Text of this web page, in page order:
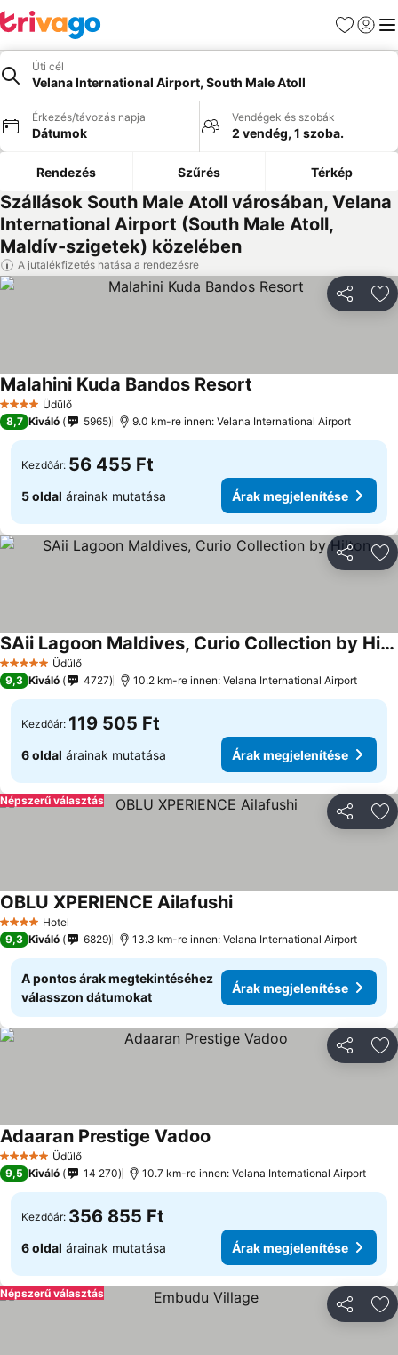
Kedvencek
Úti cél
Velana International Airport, South Male Atoll
Érkezés/távozás napja
Dátumok
Vendégek és szobák
2 vendég, 1 szoba.
Rendezés Szűrés Térkép
Szállások South Male Atoll városában, Velana
International Airport (South Male Atoll,
Maldív-szigetek) közelében
A jutalékfizetés hatása a rendezésre
4 KategóriaÜdülő
Malahini Kuda Bandos Resort
8,7 Kiváló 5965 9.0 km-re innen: Velana International Airport
Kezdőár: 56 455 Ft
5 oldal árainak mutatása Árak megjelenítése
5 KategóriaÜdülő
SAii Lagoon Maldives, Curio Collection by Hilton
Árak megjelenítése
9,3 Kiváló 4727 10.2 km-re innen: Velana International Airport
Kezdőár: 119 505 Ft
6 oldal árainak mutatása Árak megjelenítése
Népszerű választás
4 KategóriaHotel
OBLU XPERIENCE AilafushiÁrak megjelenítése
9,3 Kiváló 6829 13.3 km-re innen: Velana International Airport
A pontos árak megtekintéséhez
válasszon dátumokat
Árak megjelenítése
5 KategóriaÜdülő
Adaaran Prestige Vadoo
9,5 Kiváló 14 270 10.7 km-re innen: Velana International Airport
Kezdőár: 356 855 Ft
6 oldal árainak mutatása Árak megjelenítése
Népszerű választás